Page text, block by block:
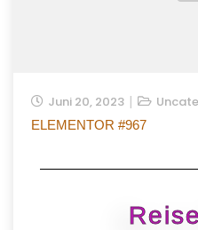
Juni 20, 2023
ELEMENTOR #967